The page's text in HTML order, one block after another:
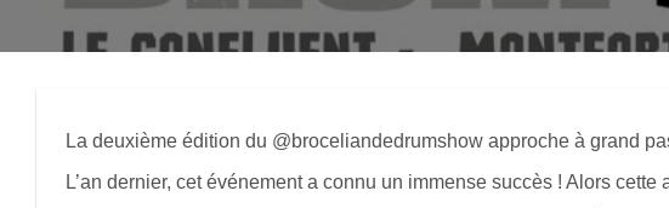
La deuxième édition du @broceliandedrumshow approche à grand
L’an dernier, cet événement a connu un immense succès ! Alors